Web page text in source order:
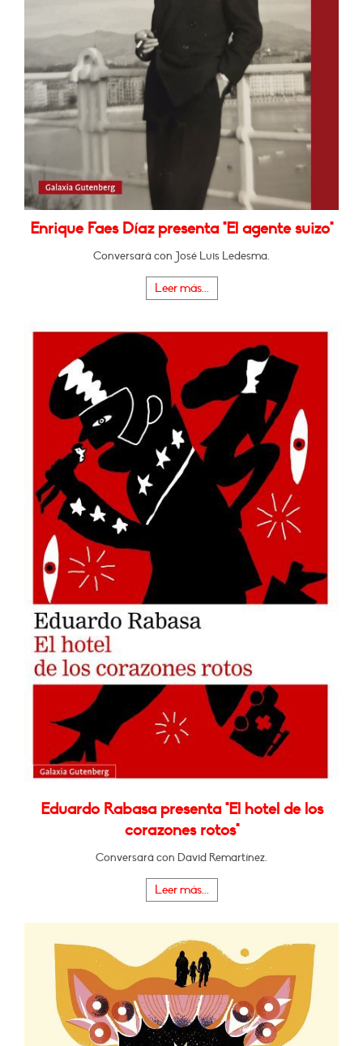
Enrique Faes Díaz presenta "El agente suizo"
Conversará con José Luis Ledesma.
Leer más...
Eduardo Rabasa presenta "El hotel de los
corazones rotos"
Conversará con David Remartínez.
Leer más...